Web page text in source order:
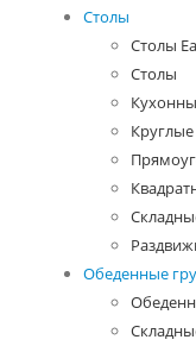
Столы
Столы
Столы
Обеденные